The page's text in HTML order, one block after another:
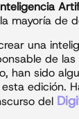
mayoría de
una
de
han sido
edición.
del